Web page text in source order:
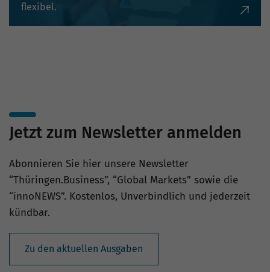
flexibel.
Jetzt zum Newsletter anmelden
Abonnieren Sie hier unsere Newsletter
“Thüringen.Business”, “Global Markets” sowie die
“innoNEWS”. Kostenlos, Unverbindlich und jederzeit
kündbar.
Zu den aktuellen Ausgaben